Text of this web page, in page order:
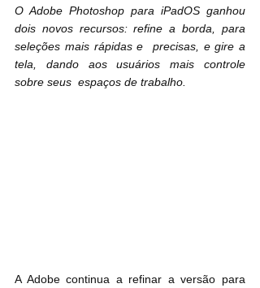
O Adobe Photoshop para iPadOS ganhou
dois novos recursos: refine a borda, para
seleções mais rápidas e  precisas, e gire a
tela, dando aos usuários mais controle
sobre seus  espaços de trabalho.
A Adobe continua a refinar a versão para